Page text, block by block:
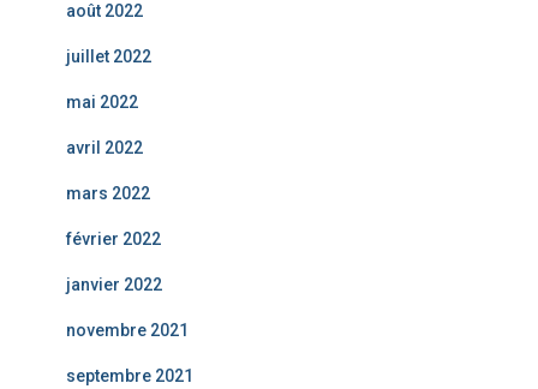
août 2022
juillet 2022
mai 2022
avril 2022
mars 2022
février 2022
janvier 2022
novembre 2021
septembre 2021